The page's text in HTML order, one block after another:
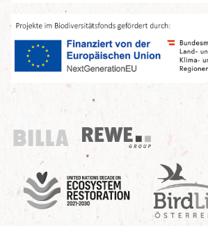
Billa
REWE Group
UN Decade
Birdlife